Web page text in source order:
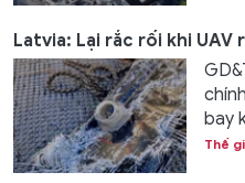
Latvia: Lại rắc rối khi
bay
Thế